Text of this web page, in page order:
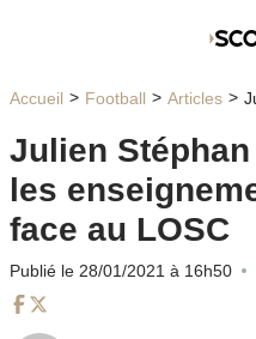
Accueil Football Articles
Julien
les
face au LOSC
Publié le 28/01/2021 à 16h50